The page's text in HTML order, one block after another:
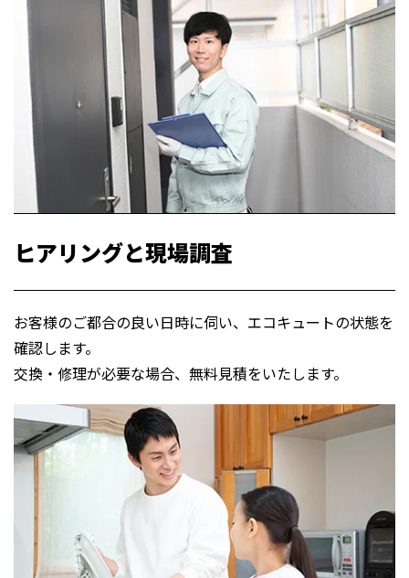
ヒアリングと現場調査
お客様のご都合の良い日時に伺い、エコキュートの状態を
確認します。
交換・修理が必要な場合、無料見積をいたします。